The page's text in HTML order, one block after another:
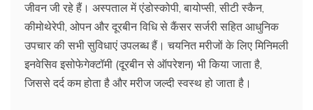
जीवन जी रहे हैं। अस्पताल में एंडोस्कोपी, बायोप्सी, सीटी स्कैन,
कीमोथेरेपी, ओपन और दूरबीन विधि से कैंसर सर्जरी सहित आधुनिक
उपचार की सभी सुविधाएं उपलब्ध हैं। चयनित मरीजों के लिए मिनिमली
इनवेसिव इसोफेगेक्टॉमी (दूरबीन से ऑपरेशन) भी किया जाता है,
जिससे दर्द कम होता है और मरीज जल्दी स्वस्थ हो जाता है।